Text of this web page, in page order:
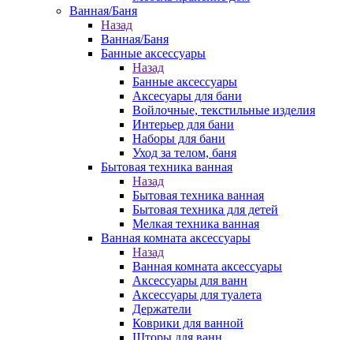
Ванная/Баня
Назад
Ванная/Баня
Банные аксессуары
Назад
Банные аксессуары
Аксесуары для бани
Войлочные, текстильные изделия
Интерьер для бани
Наборы для бани
Уход за телом, баня
Бытовая техника ванная
Назад
Бытовая техника ванная
Бытовая техника для детей
Мелкая техника ванная
Ванная комната аксессуары
Назад
Ванная комната аксессуары
Аксессуары для ванн
Аксессуары для туалета
Держатели
Коврики для ванной
Шторы для ванн